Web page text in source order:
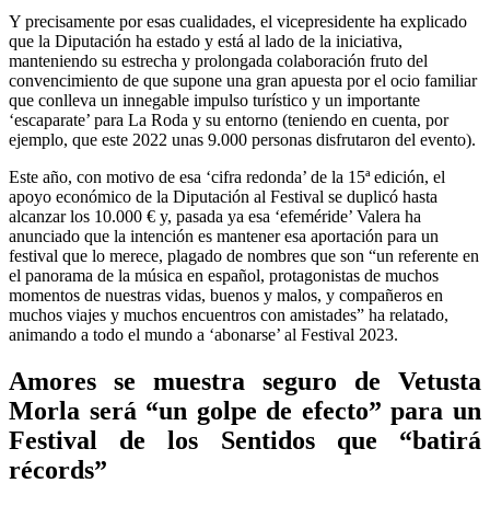
Y precisamente por esas cualidades, el vicepresidente ha explicado
que la Diputación ha estado y está al lado de la iniciativa,
manteniendo su estrecha y prolongada colaboración fruto del
convencimiento de que supone una gran apuesta por el ocio familiar
que conlleva un innegable impulso turístico y un importante
‘escaparate’ para La Roda y su entorno (teniendo en cuenta, por
ejemplo, que este 2022 unas 9.000 personas disfrutaron del evento).
Este año, con motivo de esa ‘cifra redonda’ de la 15ª edición, el
apoyo económico de la Diputación al Festival se duplicó hasta
alcanzar los 10.000 € y, pasada ya esa ‘efeméride’ Valera ha
anunciado que la intención es mantener esa aportación para un
festival que lo merece, plagado de nombres que son “un referente en
el panorama de la música en español, protagonistas de muchos
momentos de nuestras vidas, buenos y malos, y compañeros en
muchos viajes y muchos encuentros con amistades” ha relatado,
animando a todo el mundo a ‘abonarse’ al Festival 2023.
Amores se muestra seguro de Vetusta
Morla será “un golpe de efecto” para un
Festival de los Sentidos que “batirá
récords”